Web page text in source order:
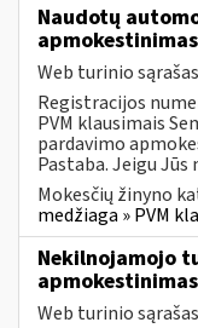
Naudotų
apmokestinimas
Web turinio sąrašas
Registracijos
PVM klausimais
pardavimo
Pastaba. Jeigu
Mokesčių žinyno
medžiaga » PVM
Nekilnojamojo
apmokestinimas
Web turinio sąrašas